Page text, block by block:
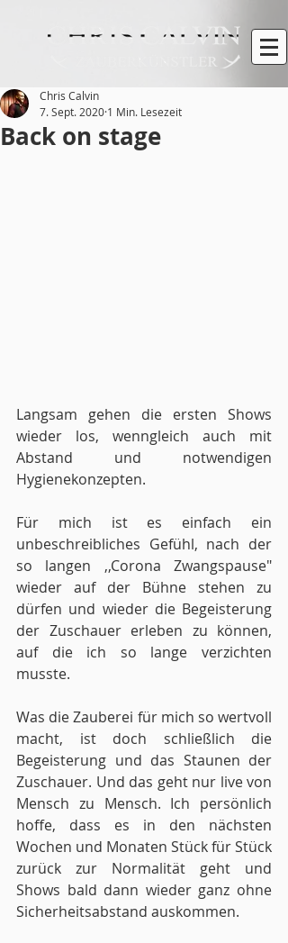
Back on stage
Chris Calvin
7. Sept. 2020 1 Min. Lesezeit
Langsam gehen die ersten Shows
wieder los, wenngleich auch mit
Abstand und notwendigen
Hygienekonzepten.
Für mich ist es einfach ein
unbeschreibliches Gefühl, nach der
so langen ,,Corona Zwangspause"
wieder auf der Bühne stehen zu
dürfen und wieder die Begeisterung
der Zuschauer erleben zu können,
auf die ich so lange verzichten
musste.
Was die Zauberei für mich so wertvoll
macht, ist doch schließlich die
Begeisterung und das Staunen der
Zuschauer. Und das geht nur live von
Mensch zu Mensch. Ich persönlich
hoffe, dass es in den nächsten
Wochen und Monaten Stück für Stück
zurück zur Normalität geht und
Shows bald dann wieder ganz ohne
Sicherheitsabstand auskommen.